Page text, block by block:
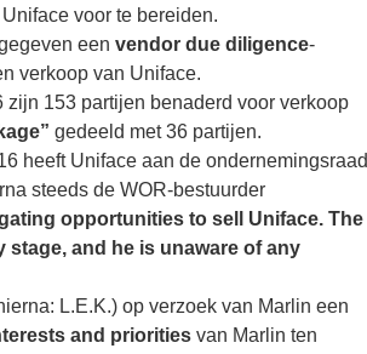
voor te bereiden.
een vendor due diligence-
verkoop van Uniface.
zijn 153 partijen benaderd voor verkoop
gedeeld met 36 partijen.
heeft Uniface aan de ondernemingsraad
steeds de WOR-bestuurder
opportunities to sell Uniface. The
stage, and he is unaware of any
L.E.K.) op verzoek van Marlin een
and priorities van Marlin ten